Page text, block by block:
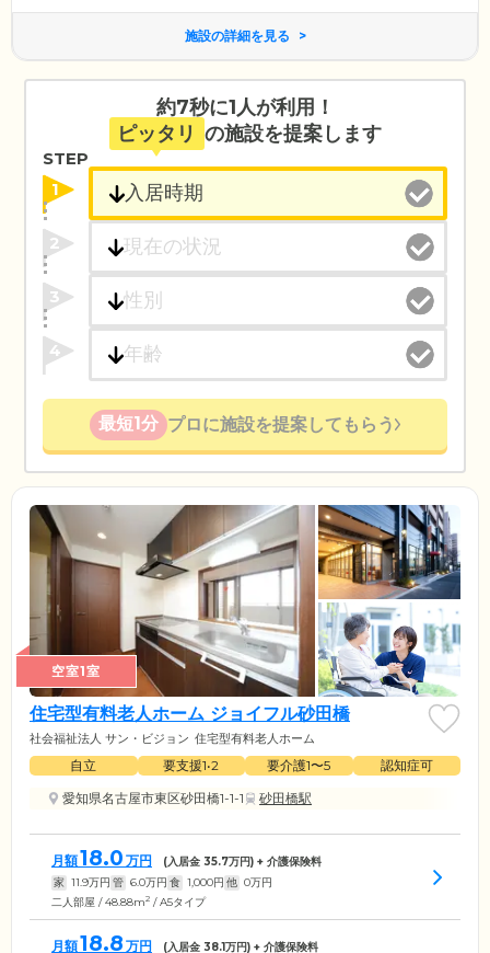
施設の詳細を見る
約7秒に1人が利用！
ピッタリ の施設を提案します
STEP
1
2
3
4
最短1分 プロに施設を提案してもらう
空室1室
住宅型有料老人ホーム ジョイフル砂田橋
社会福祉法人 サン・ビジョン 住宅型有料老人ホーム
自立 要支援1•2 要介護1〜5
認知症可
愛知県名古屋市東区砂田橋1-1-1
砂田橋駅
月額18.0 万円 (入居金 35.7万円) + 介護保険料
家 11.9万円 管 6.0万円 食 1,000円 他 0万円
二人部屋 / 48.88m2 / A5タイプ
月額18.8 万円 (入居金 38.1万円) + 介護保険料